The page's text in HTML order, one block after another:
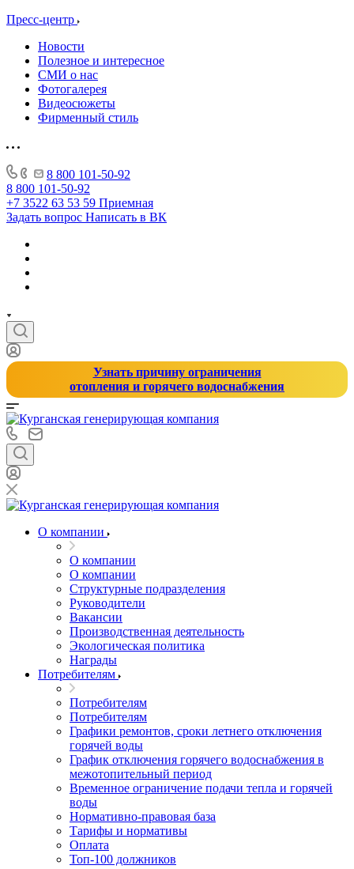
Пресс-центр
Новости
Полезное и интересное
СМИ о нас
Фотогалерея
Видеосюжеты
Фирменный стиль
8 800 101-50-92
8 800 101-50-92
+7 3522 63 53 59 Приемная
Задать вопрос Написать в ВК
Узнать причину ограничения
отопления и горячего водоснабжения
О компании
О компании
О компании
Структурные подразделения
Руководители
Вакансии
Производственная деятельность
Экологическая политика
Награды
Потребителям
Потребителям
Потребителям
Графики ремонтов, сроки летнего отключения
горячей воды
График отключения горячего водоснабжения в
межотопительный период
Временное ограничение подачи тепла и горячей
воды
Нормативно-правовая база
Тарифы и нормативы
Оплата
Топ-100 должников